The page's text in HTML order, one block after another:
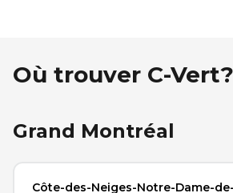
Où trouver C-Vert?
Grand Montréal
Côte-des-Neiges-Notre-Dame-